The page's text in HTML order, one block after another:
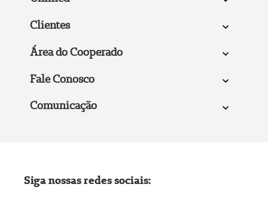
Clientes
Área do Cooperado
Fale Conosco
Comunicação
Siga nossas redes sociais: